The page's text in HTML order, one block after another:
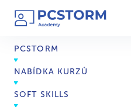
PCSTORM
NABÍDKA KURZŮ
SOFT SKILLS